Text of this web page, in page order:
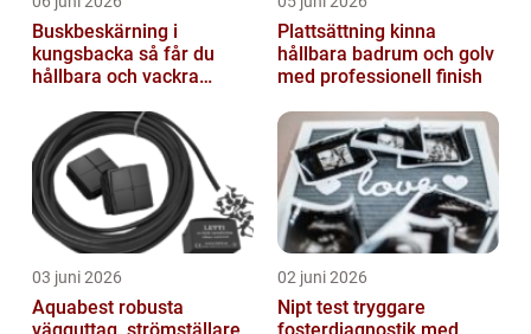
Buskbeskärning i
kungsbacka så får du
hållbara och vackra
Plattsättning kinna
hållbara badrum och golv
med professionell finish
03 juni 2026
Aquabest robusta
02 juni 2026
Nipt test tryggare